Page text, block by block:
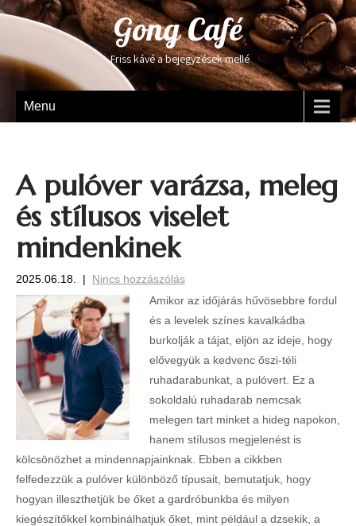
Gong Café
Friss kávé a bejegyzések mellé
Menu
A pulóver varázsa, meleg
és stílusos viselet
mindenkinek
2025.06.18. | Nincs hozzászólás
Amikor az időjárás hűvösebbre fordul
és a levelek színes kavalkádba
burkolják a tájat, eljön az ideje, hogy
elővegyük a kedvenc őszi-téli
ruhadarabunkat, a pulóvert. Ez a
sokoldalú ruhadarab nemcsak
melegen tart minket a hideg napokon,
hanem stílusos megjelenést is
kölcsönözhet a mindennapjainknak. Ebben a cikkben
felfedezzük a pulóver különböző típusait, bemutatjuk, hogy
hogyan illeszthetjük be őket a gardróbunkba és milyen
kiegészítőkkel kombinálhatjuk őket, mint például a dzsekik, a